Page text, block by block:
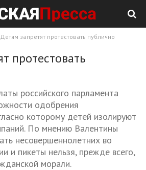
Детям запретят протестовать публично
протестовать
российского парламента
одобрения
которому детей изолируют
По мнению Валентины
несовершеннолетних во
и пикеты нельзя, прежде всего,
морали.